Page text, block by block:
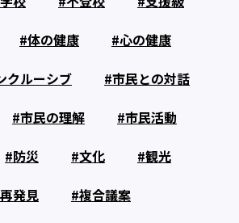
体の健康
心の健康
クルーシブ
市民との対話
市民の理解
市民活動
防災 文化
観光
発見
複合議案